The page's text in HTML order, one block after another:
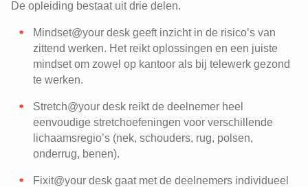
De opleiding bestaat uit drie delen.
Mindset@your desk geeft inzicht in de risico’s van
zittend werken. Het reikt oplossingen en een juiste
mindset om zowel op kantoor als bij telewerk gezond
te werken.
Stretch@your desk reikt de deelnemer heel
eenvoudige stretchoefeningen voor verschillende
lichaamsregio’s (nek, schouders, rug, polsen,
onderrug, benen).
Fixit@your desk gaat met de deelnemers individueel